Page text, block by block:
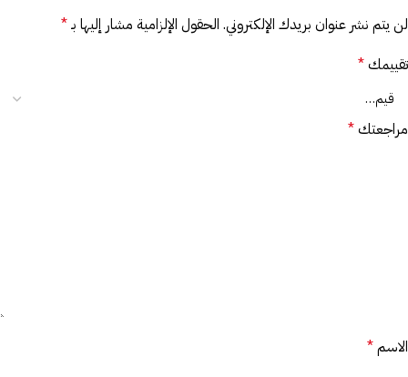
لن يتم نشر عنوان بريدك الإلكتروني. الحقول الإلزامية مشار إليها بـ*
تقييمك*
مراجعتك*
الاسم*